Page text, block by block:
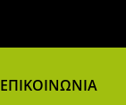
ΕΠΙΚΟΙΝΩΝΙΑ